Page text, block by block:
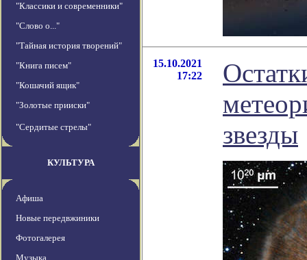
"Классики и современники"
"Слово о..."
"Тайная история творений"
"Книга писем"
"Кошачий ящик"
"Золотые прииски"
"Сердитые стрелы"
КУЛЬТУРА
Афиша
Новые передвжиники
Фотогалерея
Музыка
15.10.2021
17:22
звезды